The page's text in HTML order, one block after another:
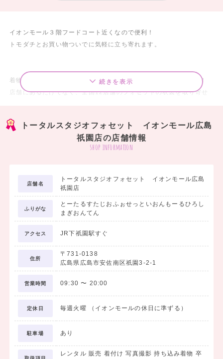
イオンモール３階フードコート近くなので便利！
トモダチとお買い物ついでに気軽に立ち寄れます。
着物は毎年新作を仕入れているため、最新ブランド着物や袴多数！
店舗にあるだけでなく、全国12店舗のフォセットの衣裳を取り寄せ
続きを表示
トータルスタジオフォセット イオンモール広島
祇園店の店舗情報
shop information
店舗名
トータルスタジオフォセット イオンモール広島
祇園店
ふりがな
とーたるすたじおふぉせっといおんもーるひろし
まぎおんてん
アクセス JR下祇園駅すぐ
住所
〒731-0138
広島県広島市安佐南区祇園3-2-1
営業時間 09:30 〜 20:00
定休日 毎週火曜 （イオンモールの休日に準ずる）
駐車場 あり
レンタル 販売 着付け 写真撮影 持ち込み着物 卒